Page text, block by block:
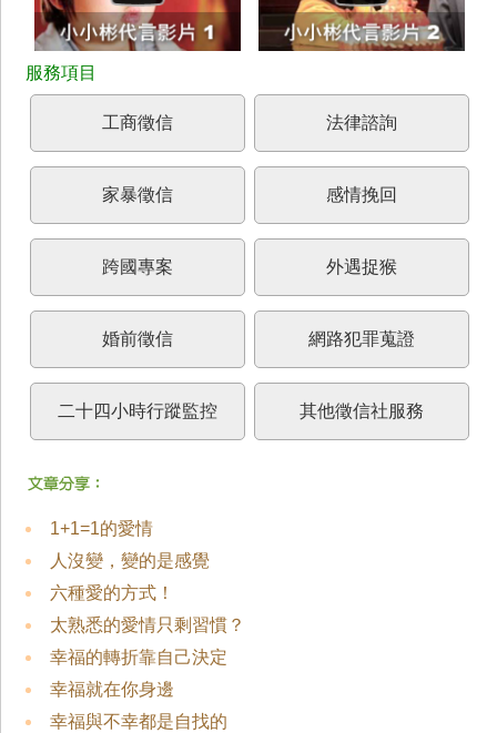
工商徵信 法律諮詢
家暴徵信 感情挽回
跨國專案 外遇捉猴
婚前徵信 網路犯罪蒐證
二十四小時行蹤監控 其他徵信社服務
1+1=1的愛情
人沒變，變的是感覺
六種愛的方式！
太熟悉的愛情只剩習慣？
幸福的轉折靠自己決定
幸福就在你身邊
幸福與不幸都是自找的